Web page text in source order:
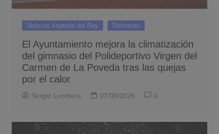
Noticias Arganda del Rey Reformas
El Ayuntamiento mejora la climatización
del gimnasio del Polideportivo Virgen del
Carmen de La Poveda tras las quejas
por el calor
Sergio Lombera 07/08/2026 0